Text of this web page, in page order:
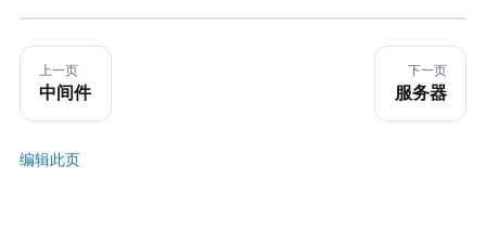
上一页
中间件
下一页
服务器
编辑此页